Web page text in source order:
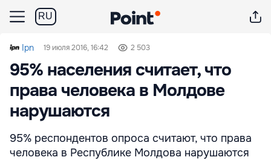
RU
Ipn 19 июля 2016, 16:42 2 503
95% населения считает, что
права человека в Молдове
нарушаются
95% респондентов опроса считают, что права
человека в Республике Молдова нарушаются